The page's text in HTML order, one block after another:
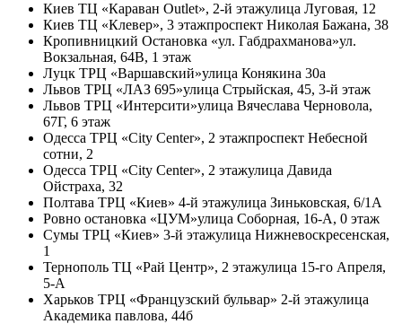
Киев ТЦ «Караван Outlet», 2-й этажулица Луговая, 12
Киев ТЦ «Клевер», 3 этажпроспект Николая Бажана, 38
Кропивницкий Остановка «ул. Габдрахманова»ул.
Вокзальная, 64В, 1 этаж
Луцк ТРЦ «Варшавский»улица Конякина 30а
Львов ТРЦ «ЛАЗ 695»улица Стрыйская, 45, 3-й этаж
Львов ТРЦ «Интерсити»улица Вячеслава Черновола,
67Г, 6 этаж
Одесса ТРЦ «City Center», 2 этажпроспект Небесной
сотни, 2
Одесса ТРЦ «City Center», 2 этажулица Давида
Ойстраха, 32
Полтава ТРЦ «Киев» 4-й этажулица Зиньковская, 6/1А
Ровно остановка «ЦУМ»улица Соборная, 16-А, 0 этаж
Сумы ТРЦ «Киев» 3-й этажулица Нижневоскресенская,
1
Тернополь ТЦ «Рай Центр», 2 этажулица 15-го Апреля,
5-А
Харьков ТРЦ «Французский бульвар» 2-й этажулица
Академика павлова, 44б